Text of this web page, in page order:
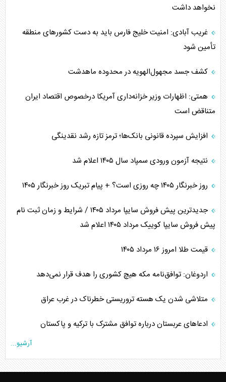
نخواهد داشت
غریب آبادی: امنیت خلیج فارس باید به دست کشورهای منطقه
تأمین شود
کشف جسد مجهول‌الهویه در محدوده ماهدشت
همتی: اظهارات وزیر خزانه‌داری آمریکا درخصوص اقتصاد ایران
متناقض است
افزایش سپرده قانونی بانک‌ها؛ ترمز تازه رشد نقدینگی
نتیجه آزمون ورودی سمپاد سال ۱۴۰۵ اعلام شد
روز خبرنگار ۱۴۰۵ چه روزی است؟ + پیام تبریک روز خبرنگار ۱۴۰۵
جدیدترین پیش فروش سایپا مرداد ۱۴۰۵ / شرایط و زمان ثبت نام
پیش فروش سایپا کوییک مرداد ۱۴۰۵ اعلام شد
قیمت طلا امروز ۱۶ مرداد ۱۴۰۵
اردوغان: توافق‌نامه مکه هیچ کشوری را هدف قرار نمی‌دهد
متلاشی شدن یک هسته تروریستی خطرناک در غرب عراق
ادعاهای عربستان درباره توافق مشترک با ترکیه و پاکستان
آرشیو...